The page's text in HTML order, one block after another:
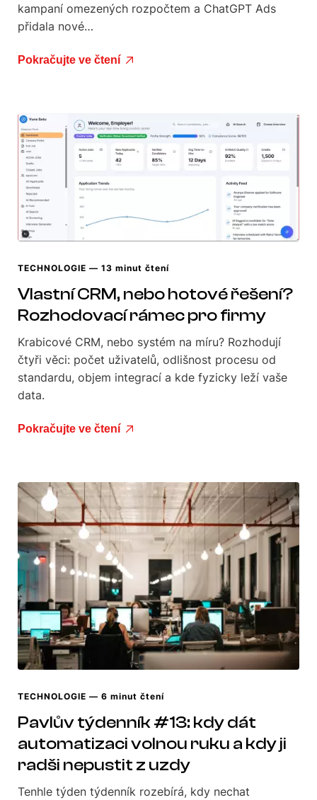
kampaní omezených rozpočtem a ChatGPT Ads
přidala nové…
Pokračujte ve čtení
TECHNOLOGIE — 13 minut čtení
Vlastní CRM, nebo hotové řešení?
Rozhodovací rámec pro firmy
Krabicové CRM, nebo systém na míru? Rozhodují
čtyři věci: počet uživatelů, odlišnost procesu od
standardu, objem integrací a kde fyzicky leží vaše
data.
Pokračujte ve čtení
TECHNOLOGIE — 6 minut čtení
Pavlův týdenník #13: kdy dát
automatizaci volnou ruku a kdy ji
radši nepustit z uzdy
Tenhle týden týdenník rozebírá, kdy nechat